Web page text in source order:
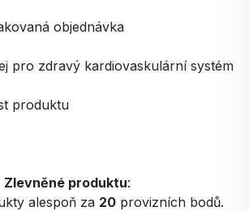
objednávka
pro zdravý kardiovaskulární systém
produktu
Zlevněné produktu:
alespoň za 20provizních bodů.